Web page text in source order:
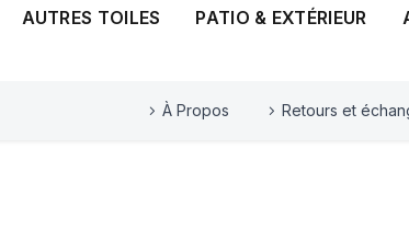
AUTRES TOILES PATIO & EXTÉRIEUR
À Propos Retours et